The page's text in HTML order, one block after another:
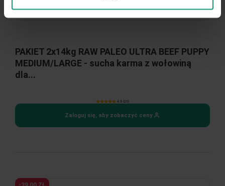
PAKIET 2x14kg RAW PALEO ULTRA BEEF PUPPY
MEDIUM/LARGE - sucha karma z wołowiną
dla...
4.9 (25)
Zaloguj się, aby zobaczyć ceny